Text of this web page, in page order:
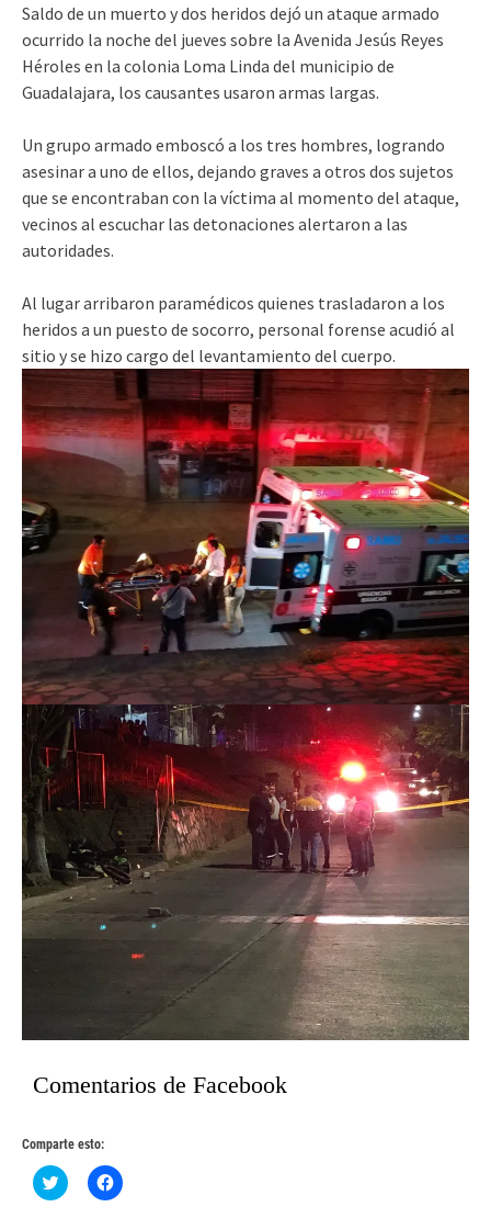
Saldo de un muerto y dos heridos dejó un ataque armado
ocurrido la noche del jueves sobre la Avenida Jesús Reyes
Héroles en la colonia Loma Linda del municipio de
Guadalajara, los causantes usaron armas largas.
Un grupo armado emboscó a los tres hombres, logrando
asesinar a uno de ellos, dejando graves a otros dos sujetos
que se encontraban con la víctima al momento del ataque,
vecinos al escuchar las detonaciones alertaron a las
autoridades.
Al lugar arribaron paramédicos quienes trasladaron a los
heridos a un puesto de socorro, personal forense acudió al
sitio y se hizo cargo del levantamiento del cuerpo.
Comentarios de Facebook
Comparte esto:
Haz
clic
Haz
clic